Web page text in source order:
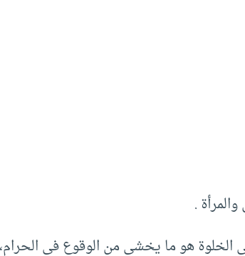
.
الخلوة هو ما يخشى من الوقوع في